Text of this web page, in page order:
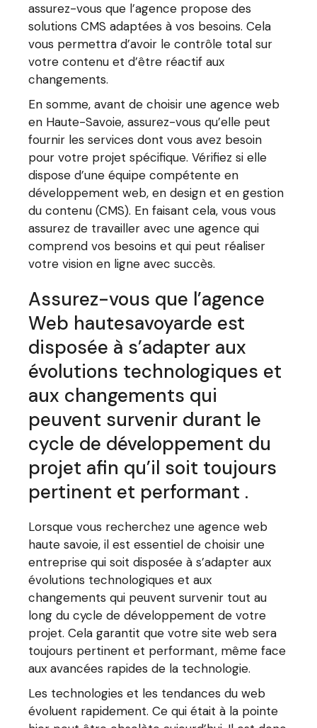
assurez-vous que l’agence propose des
solutions CMS adaptées à vos besoins. Cela
vous permettra d’avoir le contrôle total sur
votre contenu et d’être réactif aux
changements.
En somme, avant de choisir une agence web
en Haute-Savoie, assurez-vous qu’elle peut
fournir les services dont vous avez besoin
pour votre projet spécifique. Vérifiez si elle
dispose d’une équipe compétente en
développement web, en design et en gestion
du contenu (CMS). En faisant cela, vous vous
assurez de travailler avec une agence qui
comprend vos besoins et qui peut réaliser
votre vision en ligne avec succès.
Assurez-vous que l’agence
Web hautesavoyarde est
disposée à s’adapter aux
évolutions technologiques et
aux changements qui
peuvent survenir durant le
cycle de développement du
projet afin qu’il soit toujours
pertinent et performant .
Lorsque vous recherchez une agence web
haute savoie, il est essentiel de choisir une
entreprise qui soit disposée à s’adapter aux
évolutions technologiques et aux
changements qui peuvent survenir tout au
long du cycle de développement de votre
projet. Cela garantit que votre site web sera
toujours pertinent et performant, même face
aux avancées rapides de la technologie.
Les technologies et les tendances du web
évoluent rapidement. Ce qui était à la pointe